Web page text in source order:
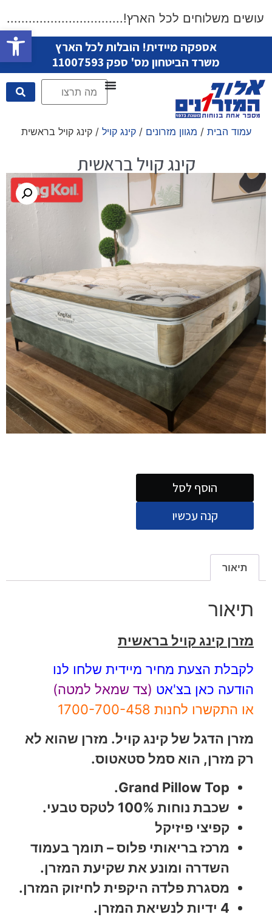
פתח
עושים משלוחים לכל
אספקה מיידית! הובלות לכל הארץ
משרד הביטחון מס' ספק 11007593
עמוד הבית / מגוון מזרונים /קינג קויל / קינג קויל בראשית
הוסף לסל
קנה עכשיו
קינג קויל בראשית
תיאור
תיאור
מזרן קינג קויל בראשית
לקבלת הצעת מחיר מיידית שלחו לנו
הודעה כאן בצ'אט (צד שמאל למטה)
או התקשרו לחנות 1700-700-458
מזרן הדגל של קינג קויל. מזרן שהוא לא
רק מזרן, הוא סמל סטאטוס.
Grand Pillow Top.
שכבת נוחות 100% לטקס טבעי.
קפיצי פיזיקל
מרכז בריאותי פלוס – תומך בעמוד
השדרה ומונע את שקיעת המזרן.
מסגרת פלדה היקפית לחיזוק המזרן.
4 ידיות לנשיאת המזרן.